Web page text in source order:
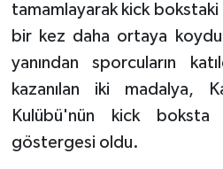
tamamlayarak kick bokstaki
bir kez daha ortaya
yanından sporcuların
kazanılan iki madalya,
Kulübü'nün kick boksta
göstergesi oldu.